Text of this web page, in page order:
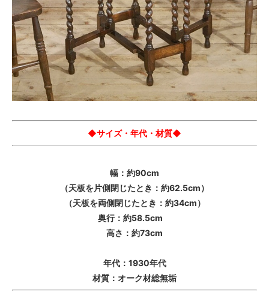
◆サイズ・年代・材質◆
幅：約90cm
（天板を片側閉じたとき：約62.5cm）
（天板を両側閉じたとき：約34cm）
奥行：約58.5cm
高さ：約73cm
年代：1930年代
材質：オーク材総無垢